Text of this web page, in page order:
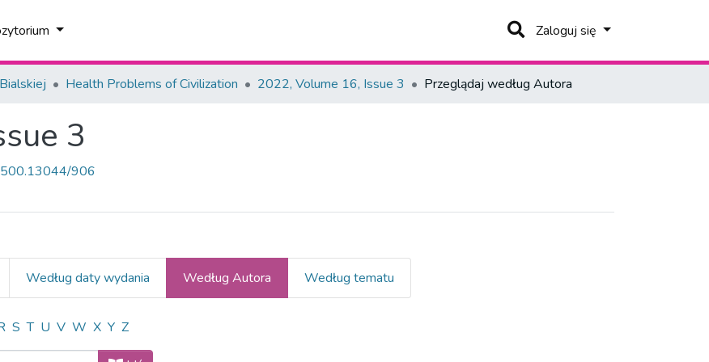
Zaloguj się
Health Problems of Civilization 2022, Volume 16, Issue 3 Przeglądaj według Autora
3
906
Według daty wydania Według Autora Według tematu
Issue 3 według Autor
S T U V W X Y Z